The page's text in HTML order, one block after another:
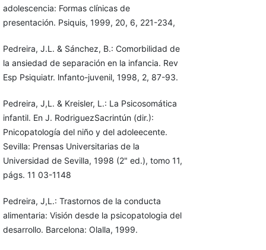
adolescencia: Formas clínicas de
presentación. Psiquis, 1999, 20, 6, 221-234,
Pedreira, J.L. & Sánchez, B.: Comorbilidad de
la ansiedad de separación en la infancia. Rev
Esp Psiquiatr. lnfanto-juvenil, 1998, 2, 87-93.
Pedreira, J,L. & Kreisler, L.: La Psicosomática
infantil. En J. Rodriguez­Sacrintún (dir.):
Pnicopatología del niño y del adoleecente.
Sevilla: Pren­sas Universitarias de la
Universidad de Sevilla, 1998 (2" ed.), tomo 11,
págs. 11 03-1148
Pedreira, J,L.: Trastornos de la conducta
alimentaria: Visión desde la psicopatologia del
desarrollo. Barcelona: Olalla, 1999.